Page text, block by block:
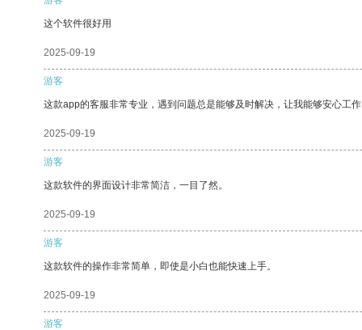
这个软件很好用
2025-09-19
游客
这款app的客服非常专业，遇到问题总是能够及时解决，让我能够安心工
2025-09-19
游客
这款软件的界面设计非常简洁，一目了然。
2025-09-19
游客
这款软件的操作非常简单，即使是小白也能快速上手。
2025-09-19
游客